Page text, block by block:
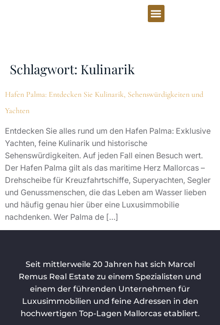
Schlagwort: Kulinarik
Hafen Palma: Entdecken Sie Kulinarik, Sehenswürdigkeiten und
Yachten
Entdecken Sie alles rund um den Hafen Palma: Exklusive
Yachten, feine Kulinarik und historische
Sehenswürdigkeiten. Auf jeden Fall einen Besuch wert.
Der Hafen Palma gilt als das maritime Herz Mallorcas –
Drehscheibe für Kreuzfahrtschiffe, Superyachten, Segler
und Genussmenschen, die das Leben am Wasser lieben
und häufig genau hier über eine Luxusimmobilie
nachdenken. Wer Palma de […]
Seit mittlerweile 20 Jahren hat sich Marcel
Remus Real Estate zu einem Spezialisten und
einem der führenden Unternehmen für
Luxusimmobilien und feine Adressen in den
hochwertigen Top-Lagen Mallorcas etabliert.